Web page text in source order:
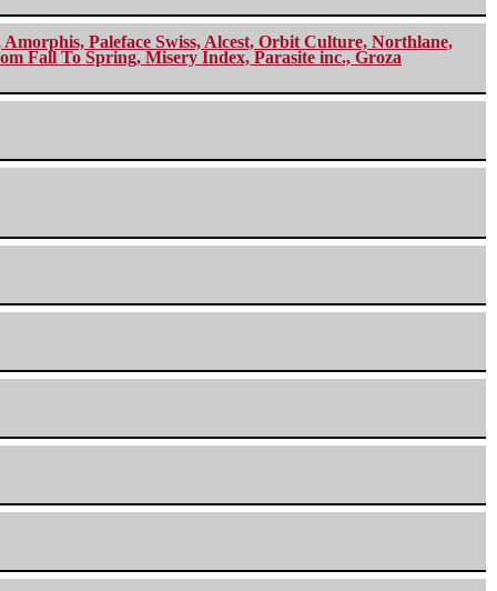
Paleface Swiss, Alcest, Orbit Culture, Northlane,
Fall To Spring, Misery Index, Parasite inc., Groza